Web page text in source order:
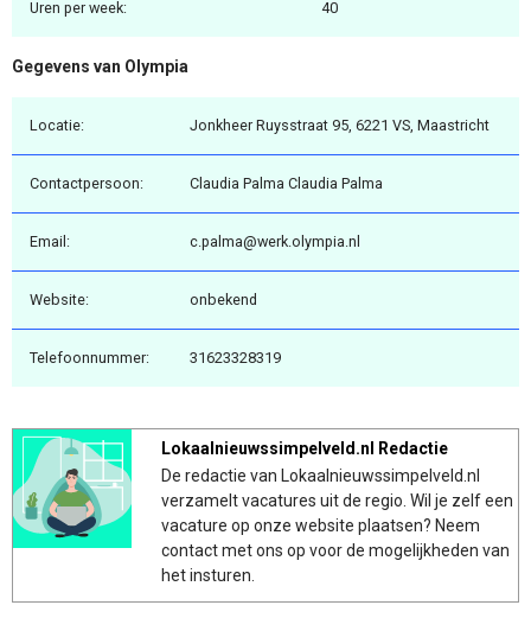
Uren per week: 40
Gegevens van Olympia
Locatie: Jonkheer Ruysstraat 95, 6221 VS, Maastricht
Contactpersoon: Claudia Palma Claudia Palma
Email: c.palma@werk.olympia.nl
Website: onbekend
Telefoonnummer: 31623328319
Lokaalnieuwssimpelveld.nl Redactie
De redactie van Lokaalnieuwssimpelveld.nl
verzamelt vacatures uit de regio. Wil je zelf een
vacature op onze website plaatsen? Neem
contact met ons op voor de mogelijkheden van
het insturen.